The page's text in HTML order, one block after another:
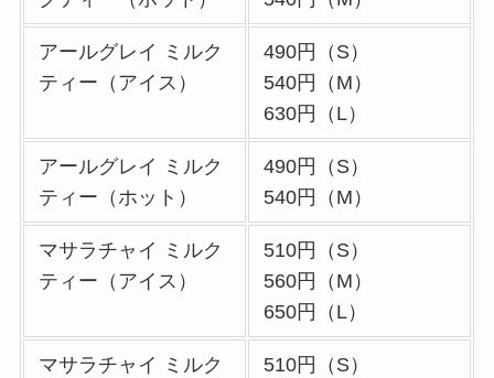
リーの注文方法も解
説
大戸屋のテイクアウ
ト(お持ち帰り)全メ
ニュー一覧！おすす
め料理も紹介
コメダ珈琲店の注文
方法や頼み方まと
め！利用可能な支払
方法も解説
アールグレイ ミルク
ティー（アイス）
490円（S）
540円（M）
630円（L）
アールグレイ ミルク
ティー（ホット）
490円（S）
540円（M）
マサラチャイ ミルク
ティー（アイス）
510円（S）
560円（M）
650円（L）
マサラチャイ ミルク
510円（S）